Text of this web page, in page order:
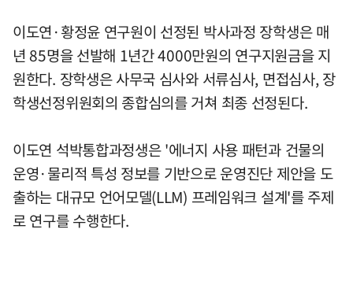
이도연·황정윤 연구원이 선정된 박사과정 장학생은 매
년 85명을 선발해 1년간 4000만원의 연구지원금을 지
원한다. 장학생은 사무국 심사와 서류심사, 면접심사, 장
학생선정위원회의 종합심의를 거쳐 최종 선정된다.
이도연 석박통합과정생은 '에너지 사용 패턴과 건물의
운영·물리적 특성 정보를 기반으로 운영진단 제안을 도
출하는 대규모 언어모델(LLM) 프레임워크 설계'를 주제
로 연구를 수행한다.